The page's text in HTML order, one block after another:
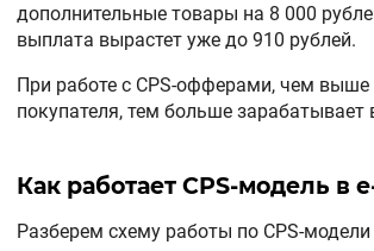
дополнительные товары на 8 000
выплата вырастет уже до 910 рублей.
При работе с CPS-офферами, чем выше
покупателя, тем больше зарабатывает
Как работает CPS-модель в
Разберем схему работы по CPS-